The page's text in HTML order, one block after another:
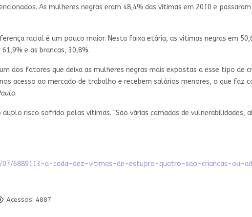
As mulheres negras eram 48,4% das vítimas em 2010 e
racial é um pouco maior. Nesta faixa etária, as vítimas negras em
e as brancas, 30,8%.
dos fatores que deixa as mulheres negras mais expostas a esse tipo de
acesso ao mercado de trabalho e recebem salários menores, o que faz
.
risco sofrido pelas vítimas. "São várias camadas de vulnerabilidades,
07/6889113-a-cada-dez-vitimas-de-estupro-quatro-sao-criancas-ou-
Acessos: 4887